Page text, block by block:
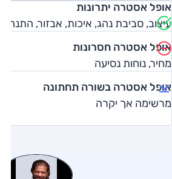
אופל אסטרה יתרונות
עיצוב, סביבת נהג, איכות, אבזור, התנהגות
אופל אסטרה חסרונות
מחיר, נוחות נסיעה
אופל אסטרה בשורה תחתונה
מרשימה אך יקרה